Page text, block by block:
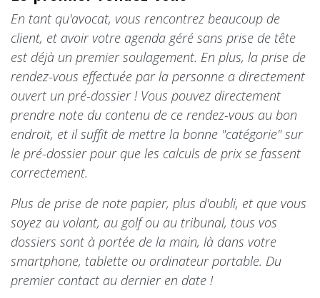
En tant qu'avocat, vous rencontrez beaucoup de
client, et avoir votre agenda géré sans prise de tête
est déjà un premier soulagement. En plus, la prise de
rendez-vous effectuée par la personne a directement
ouvert un pré-dossier ! Vous pouvez directement
prendre note du contenu de ce rendez-vous au bon
endroit, et il suffit de mettre la bonne "catégorie" sur
le pré-dossier pour que les calculs de prix se fassent
correctement.
Plus de prise de note papier, plus d'oubli, et que vous
soyez au volant, au golf ou au tribunal, tous vos
dossiers sont à portée de la main, là dans votre
smartphone, tablette ou ordinateur portable. Du
premier contact au dernier en date !